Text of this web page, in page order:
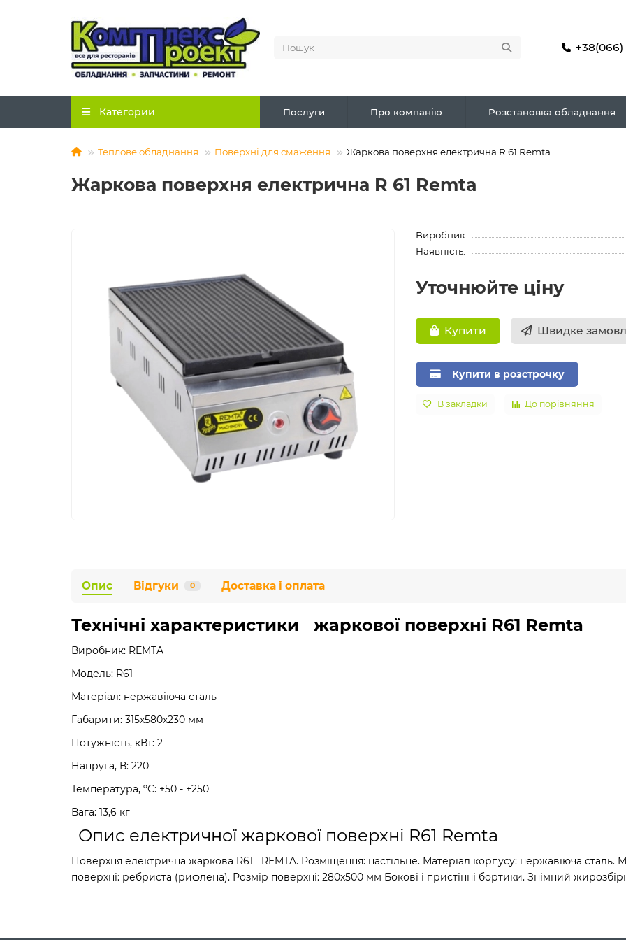
+38(066)
Категории Послуги Про компанію Розстановка обладнання
Теплове обладнання Поверхні для смаження Жаркова поверхня електрична R 61 Remta
Жаркова поверхня електрична R 61 Remta
Виробник
Наявність:
Уточнюйте ціну
Купити Швидке
Купити в розстрочку
В закладки До порівняння
Опис Відгуки 0 Доставка і оплата
Технічні характеристики жаркової поверхні R61 Remta
Виробник: REMTA
Модель: R61
Матеріал: нержавіюча сталь
Габарити: 315х580х230 мм
Потужність, кВт: 2
Напруга, В: 220
Температура, ºС: +50 - +250
Вага: 13,6 кг
Опис електричної жаркової поверхні R61 Remta
Поверхня електрична жаркова R61 REMTA. Розміщення: настільне. Матеріал корпусу: нержавіюча сталь.
поверхні: ребриста (рифлена). Розмір поверхні: 280х500 мм Бокові і пристінні бортики. Знімний